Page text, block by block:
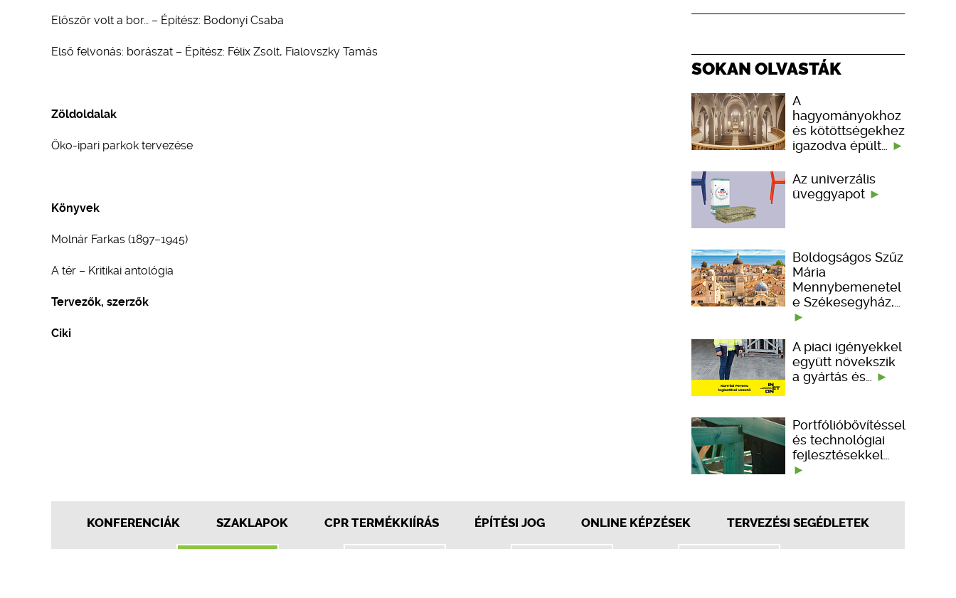
Először volt a bor… – Építész: Bodonyi Csaba
Első felvonás: borászat – Építész: Félix Zsolt, Fialovszky Tamás
Zöldoldalak
Öko-ipari parkok tervezése
Könyvek
Molnár Farkas (1897–1945)
A tér – Kritikai antológia
Tervezők, szerzők
Ciki
SOKAN OLVASTÁK
A
hagyományokhoz
és kötöttségekhez
igazodva épült…
Az univerzális
üveggyapot
Boldogságos Szűz
Mária
Mennybemenetel
e Székesegyház,…
A piaci igényekkel
együtt növekszik
a gyártás és…
Portfólióbővítéssel
és technológiai
fejlesztésekkel…
KONFERENCIÁK SZAKLAPOK CPR TERMÉKKIÍRÁS ÉPÍTÉSI JOG ONLINE KÉPZÉSEK TERVEZÉSI SEGÉDLETEK